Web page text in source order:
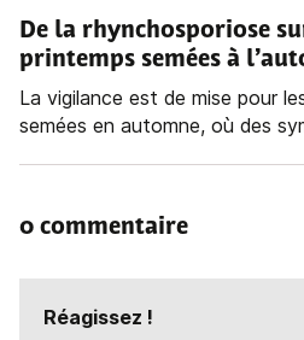
De la rhynchosporiose
printemps semées à
La vigilance est de mise pour
semées en automne, où des
0 commentaire
Réagissez !